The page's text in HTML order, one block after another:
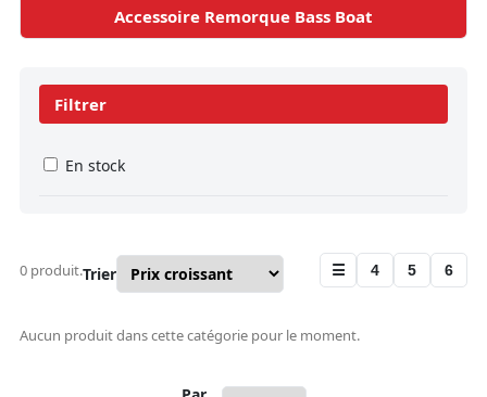
Accessoire Remorque Bass Boat
Filtrer
En stock
0 produit.Trier ☰ 4 5 6
Aucun produit dans cette catégorie pour le moment.